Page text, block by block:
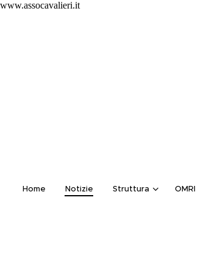
www.assocavalieri.it
Home Notizie Struttura OMRI